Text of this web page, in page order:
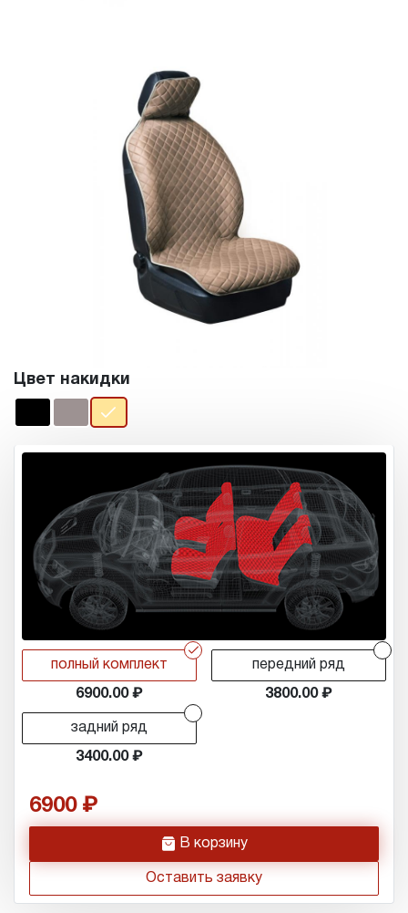
Цвет накидки
r
полный комплект
6900.00
передний ряд
3800.00
задний ряд
3400.00
6900
h В корзину
Оставить заявку